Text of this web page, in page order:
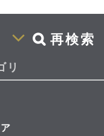
再検索
リ